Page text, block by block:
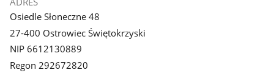
Osiedle Słoneczne 48
27-400 Ostrowiec Świętokrzyski
NIP 6612130889
Regon 292672820